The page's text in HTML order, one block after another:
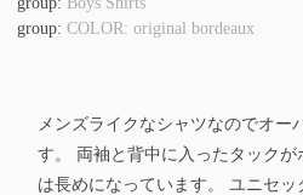
group: COLOR: original bordeaux
メンズライクなシャツなのでオー
す。 両袖と背中に入ったタック
は長めになっています。 ユニセ